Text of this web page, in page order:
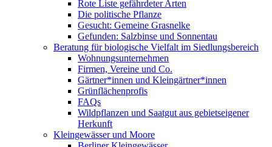
Rote Liste gefährdeter Arten
Die politische Pflanze
Gesucht: Gemeine Grasnelke
Gefunden: Salzbinse und Sonnentau
Beratung für biologische Vielfalt im Siedlungsbereich
Wohnungsunternehmen
Firmen, Vereine und Co.
Gärtner*innen und Kleingärtner*innen
Grünflächenprofis
FAQs
Wildpflanzen und Saatgut aus gebietseigener
Herkunft
Kleingewässer und Moore